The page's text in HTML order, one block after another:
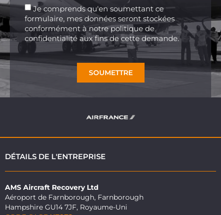
Je comprends qu'en soumettant ce
formulaire, mes données seront stockées
conformément à notre politique de
confidentialité aux fins de cette demande.
SOUMETTRE
DÉTAILS DE L'ENTREPRISE
AMS Aircraft Recovery Ltd
Aéroport de Farnborough, Farnborough
Hampshire GU14 7JF, Royaume-Uni